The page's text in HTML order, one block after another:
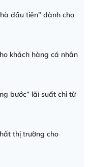
đầu tiên” dành cho
khách hàng cá nhân
bước” lãi suất chỉ từ
thị trường cho